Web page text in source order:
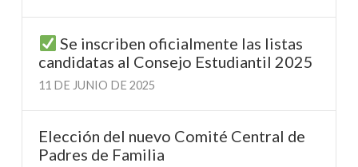
Se inscriben oficialmente las listas
candidatas al Consejo Estudiantil 2025
11 DE JUNIO DE 2025
Elección del nuevo Comité Central de
Padres de Familia